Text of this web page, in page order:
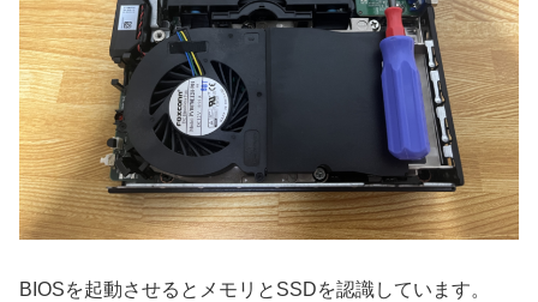
BIOSを起動させるとメモリとSSDを認識しています。